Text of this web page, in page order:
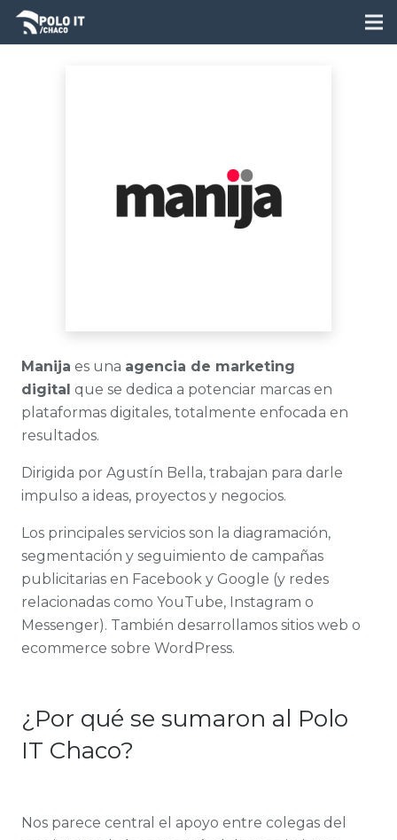
Manija es una agencia de marketing
digital que se dedica a potenciar marcas en
plataformas digitales, totalmente enfocada en
resultados.
Dirigida por Agustín Bella, trabajan para darle
impulso a ideas, proyectos y negocios.
Los principales servicios son la diagramación,
segmentación y seguimiento de campañas
publicitarias en Facebook y Google (y redes
relacionadas como YouTube, Instagram o
Messenger). También desarrollamos sitios web o
ecommerce sobre WordPress.
¿Por qué se sumaron al Polo
IT Chaco?
Nos parece central el apoyo entre colegas del